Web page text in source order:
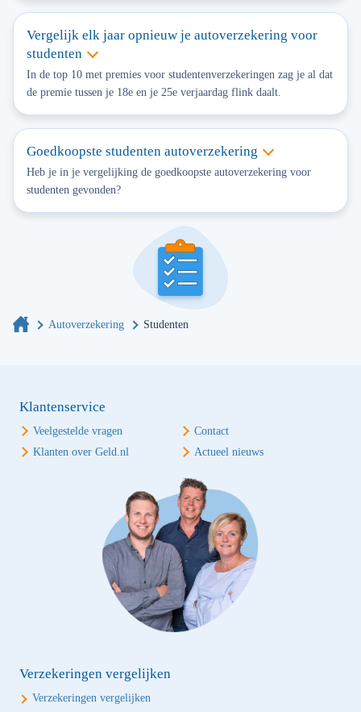
Vergelijk elk jaar opnieuw je autoverzekering voor
studenten
In de top 10 met premies voor studentenverzekeringen zag je al dat
de premie tussen je 18e en je 25e verjaardag flink daalt.
Goedkoopste studenten autoverzekering
Heb je in je vergelijking de goedkoopste autoverzekering voor
studenten gevonden?
Autoverzekering Studenten
Klantenservice
Veelgestelde vragen
Contact
Klanten over Geld.nl
Actueel nieuws
Verzekeringen vergelijken
Verzekeringen vergelijken